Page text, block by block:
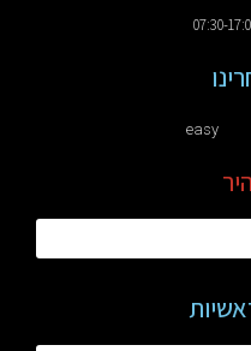
easy